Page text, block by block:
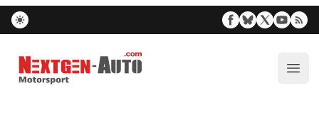
Nextgen-Auto.com